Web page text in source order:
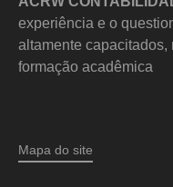
experiência e o
altamente
formação acadêmica
Mapa do site